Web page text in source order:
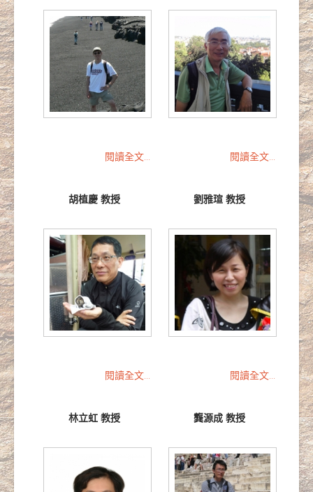
閱讀全文... 閱讀全文...
胡植慶 教授
閱讀全文...
劉雅瑄 教授
閱讀全文...
林立虹 教授 龔源成 教授